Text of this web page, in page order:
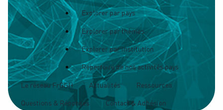
Explorer par pays
Explorer par thèmes
Explorer par institution
Répertoire de nos activités pays
Le réseau FrOGH Actualités Ressources
Questions & Réponses Contact & Adhésion